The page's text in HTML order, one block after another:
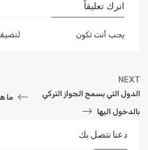
اترك تعليقاً
يجب أنت تكون
ما
NEXT
الدول التي يسمح الجواز التركي
بالدخول اليها
دعنا نتصل بك